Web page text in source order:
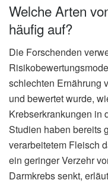
Welche Arten
häufig auf?
Die Forschenden
schlechten Ernährung
und bewertet wurde,
Krebserkrankungen in
Studien haben bereits
verarbeitetem Fleisch
ein geringer Verzehr
Darmkrebs senkt,